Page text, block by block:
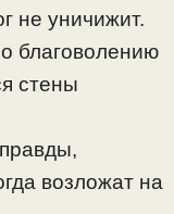
не уничижит.
благоволению
стены
возложат на